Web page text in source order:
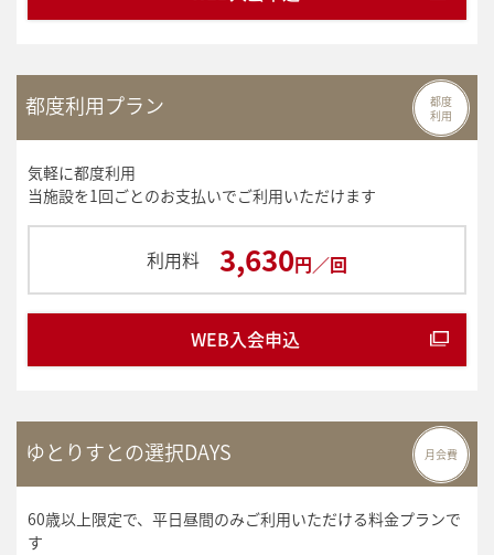
都度利用プラン
都度
利用
気軽に都度利用
当施設を1回ごとのお支払いでご利用いただけます
利用料 3,630円／回
WEB入会申込
ゆとりすとの選択DAYS 月会費
60歳以上限定で、平日昼間のみご利用いただける料金プランで
す